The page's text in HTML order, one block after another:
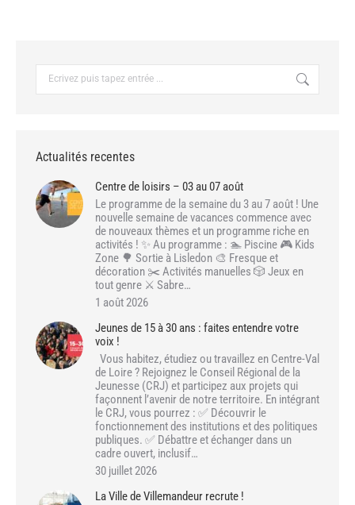
Actualités recentes
Centre de loisirs – 03 au 07 août
Le programme de la semaine du 3 au 7 août ! Une
nouvelle semaine de vacances commence avec
de nouveaux thèmes et un programme riche en
activités ! ✨ Au programme : 🏊 Piscine 🎮 Kids
Zone 🌳 Sortie à Lisledon 🎨 Fresque et
décoration ✂️ Activités manuelles 🎲 Jeux en
tout genre ⚔️ Sabre…
1 août 2026
Jeunes de 15 à 30 ans : faites entendre votre
voix !
Vous habitez, étudiez ou travaillez en Centre-Val
de Loire ? Rejoignez le Conseil Régional de la
Jeunesse (CRJ) et participez aux projets qui
façonnent l’avenir de notre territoire. En intégrant
le CRJ, vous pourrez : ✅ Découvrir le
fonctionnement des institutions et des politiques
publiques. ✅ Débattre et échanger dans un
cadre ouvert, inclusif…
30 juillet 2026
La Ville de Villemandeur recrute !